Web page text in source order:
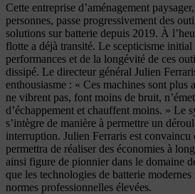
Cette entreprise d’aménagement
personnes, passe progressivement des
solutions sur batterie depuis 2019. À
flotte a déjà transité. Le scepticisme
performances et de la longévité de ces
dissipé. Le directeur général Julien
enthousiasme : « Ces machines sont plus
ne vibrent pas, font moins de bruit,
d’échappement et chauffent moins. » Le
s’intègre de manière à permettre un
interruption. Julien Ferraris est convaincu
permettra de réaliser des économies à
ainsi figure de pionnier dans le domaine
que les technologies de batterie
normes professionnelles élevées.